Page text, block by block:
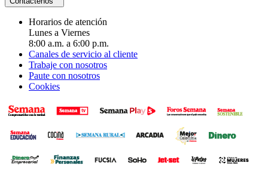
Horarios de atención
Lunes a Viernes
8:00 a.m. a 6:00 p.m.
Canales de servicio al cliente
Trabaje con nosotros
Paute con nosotros
Cookies